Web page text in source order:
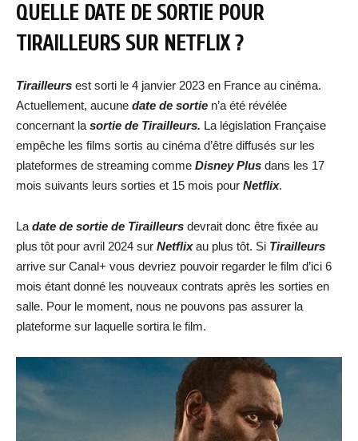
QUELLE DATE DE SORTIE POUR
TIRAILLEURS SUR NETFLIX ?
Tirailleurs est sorti le 4 janvier 2023 en France au cinéma.
Actuellement, aucune date de sortie n’a été révélée
concernant la sortie de Tirailleurs. La législation Française
empêche les films sortis au cinéma d’être diffusés sur les
plateformes de streaming comme Disney Plus dans les 17
mois suivants leurs sorties et 15 mois pour Netflix.
La date de sortie de Tirailleurs devrait donc être fixée au
plus tôt pour avril 2024 sur Netflixau plus tôt. Si Tirailleurs
arrive sur Canal+ vous devriez pouvoir regarder le film d’ici 6
mois étant donné les nouveaux contrats après les sorties en
salle. Pour le moment, nous ne pouvons pas assurer la
plateforme sur laquelle sortira le film.